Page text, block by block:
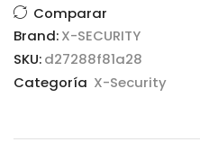
Comparar
Brand:X-SECURITY
SKU:d27288f81a28
Categoría X-Security